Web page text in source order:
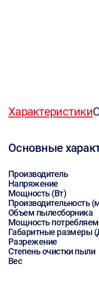
Характеристики
Основные
Производитель
Напряжение
Мощность (Вт)
Производительность
Объем пылесборника
Мощность
Габаритные размеры
Разрежение
Степень очистки пыли
Вес